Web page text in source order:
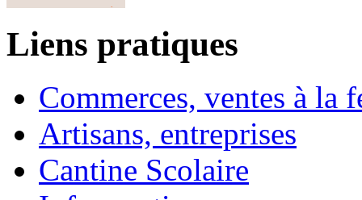
Liens pratiques
Commerces, ventes à la
Artisans, entreprises
Cantine Scolaire